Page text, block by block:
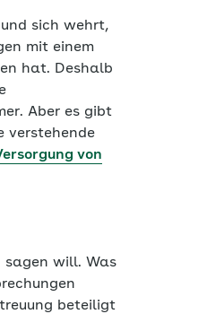
sich wehrt,
mit einem
hat. Deshalb
Aber es gibt
verstehende
von
sagen will. Was
beteiligt